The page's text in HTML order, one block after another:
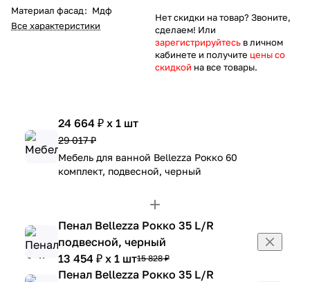
Материал фасад: Мдф
Все характеристики
Нет скидки на товар? Звоните,
сделаем! Или
зарегистрируйтесь в личном
кабинете и получите цены со
скидкой на все товары.
24 664 ₽ x 1 шт
29 017 ₽
Мебель для ванной Bellezza Рокко 60
комплект, подвесной, черный
Пенал Bellezza Рокко 35 L/R
подвесной, черный
13 454 ₽ x 1 шт15 828 ₽
Пенал Bellezza Рокко 35 L/R